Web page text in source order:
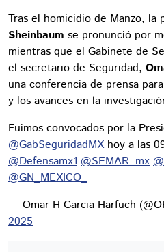
Tras el homicidio de Manzo, la
Sheinbaum se pronunció por
mientras que el Gabinete de
el secretario de Seguridad,
una conferencia de prensa
y los avances en la
Fuimos convocados por la
@GabSeguridadMXhoy a las
@Defensamx1 @SEMAR_mx
@GN_MEXICO_
— Omar H Garcia Harfuch
2025